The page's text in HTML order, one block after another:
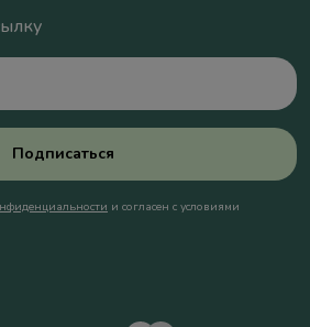
Подписаться
и согласен с условиями